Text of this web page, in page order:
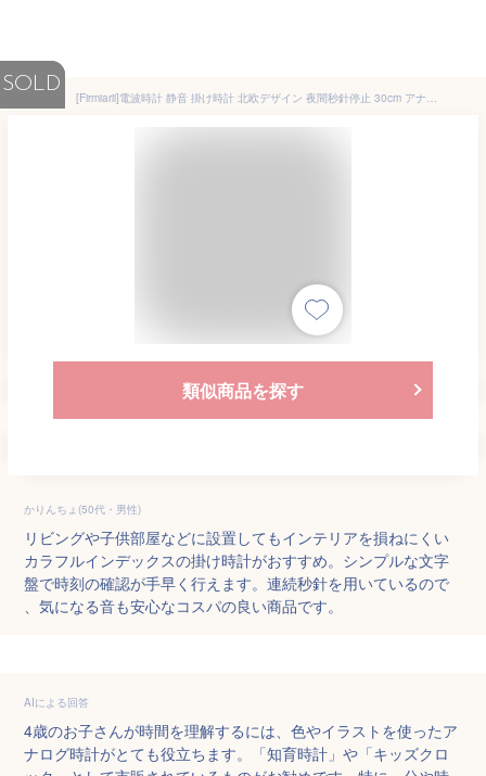
SOLD
[Firmiarii]電波時計 静音 掛け時計 北欧デザイン 夜間秒針停止 30cm アナログ 壁掛け時計 おしゃれ リビング・子供部屋に適
類似商品を探す
かりんちょ(50代・男性)
リビングや子供部屋などに設置してもインテリアを損ねにくい
カラフルインデックスの掛け時計がおすすめ。シンプルな文字
盤で時刻の確認が手早く行えます。連続秒針を用いているので
、気になる音も安心なコスパの良い商品です。
AIによる回答
4歳のお子さんが時間を理解するには、色やイラストを使ったア
ナログ時計がとても役立ちます。「知育時計」や「キッズクロ